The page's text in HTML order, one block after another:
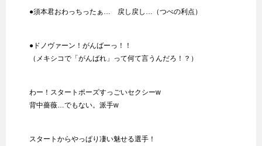
●須本君おわっちったぁ… 戻し戻し…（つべの利点）
●ドノヴァーン！がんばーっ！！
（メキシコで「がんばれ」って何て言うんだろ！？）
わー！スタートポーズすっごいセクシーw
背中薔薇…でもない。派手w
スタートからやっぱり凄い魅せる選手！